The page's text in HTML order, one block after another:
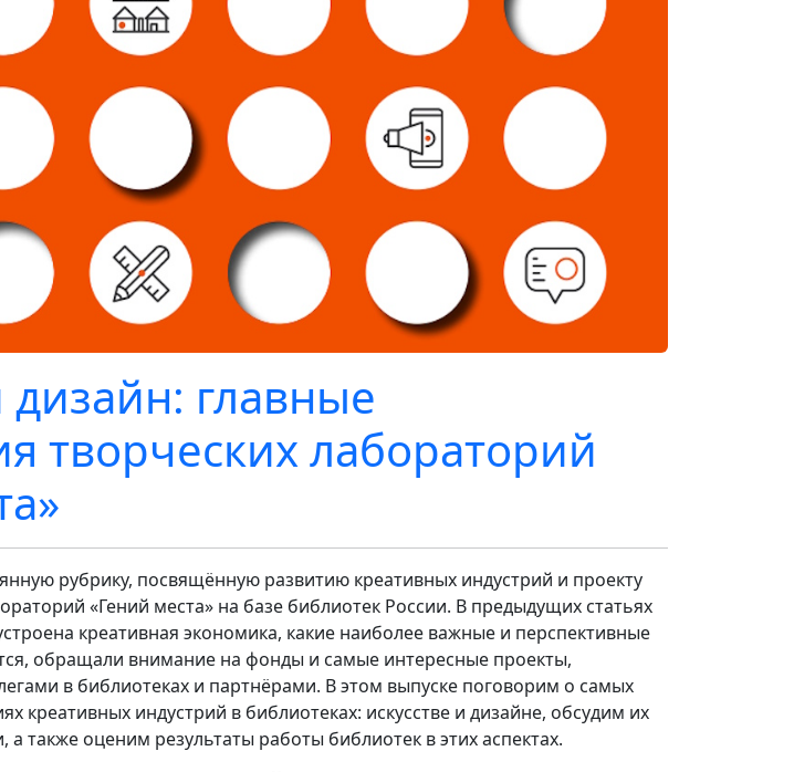
дизайн: главные
творческих лабораторий
рубрику, посвящённую развитию креативных индустрий и проекту
«Гений места» на базе библиотек России. В предыдущих статьях
креативная экономика, какие наиболее важные и перспективные
обращали внимание на фонды и самые интересные проекты,
в библиотеках и партнёрами. В этом выпуске поговорим о самых
креативных индустрий в библиотеках: искусстве и дизайне, обсудим их
также оценим результаты работы библиотек в этих аспектах.